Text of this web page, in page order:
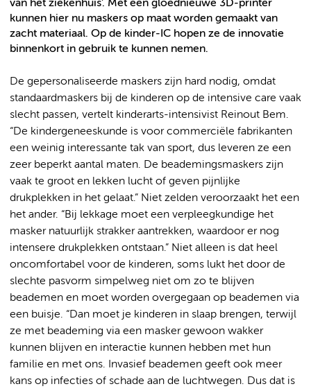
van het ziekenhuis’. Met een gloednieuwe 3D-printer
kunnen hier nu maskers op maat worden gemaakt van
zacht materiaal. Op de kinder-IC hopen ze de innovatie
binnen­kort in gebruik te kunnen nemen.
De gepersonaliseerde maskers zijn hard nodig, omdat
standaardmaskers bij de kinderen op de intensive care vaak
slecht passen, vertelt kinderarts-intensivist Reinout Bem.
“De kindergeneeskunde is voor commerciële fabrikanten
een weinig interessante tak van sport, dus leveren ze een
zeer beperkt aantal maten. De beademingsmaskers zijn
vaak te groot en lekken lucht of geven pijnlijke
drukplekken in het gelaat.” Niet zelden veroorzaakt het een
het ander. “Bij lekkage moet een verpleegkundige het
masker natuurlijk strakker aantrekken, waardoor er nog
intensere drukplekken ontstaan.” Niet alleen is dat heel
oncomfortabel voor de kinderen, soms lukt het door de
slechte pasvorm simpelweg niet om zo te blijven
beademen en moet worden overgegaan op beademen via
een buisje. “Dan moet je kinderen in slaap brengen, terwijl
ze met beademing via een masker gewoon wakker
kunnen blijven en interactie kunnen hebben met hun
familie en met ons. Invasief beademen geeft ook meer
kans op infecties of schade aan de luchtwegen. Dus dat is